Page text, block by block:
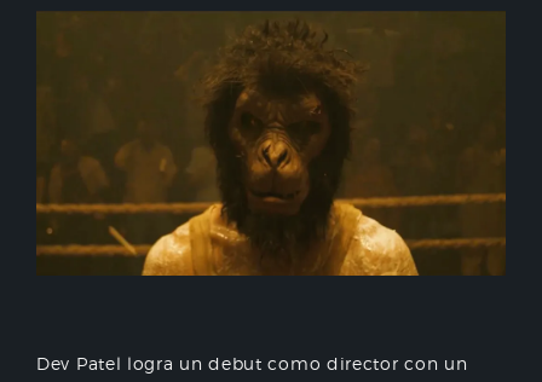
Dev Patel logra un debut como director con un